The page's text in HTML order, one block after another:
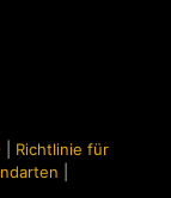
Richtlinie für